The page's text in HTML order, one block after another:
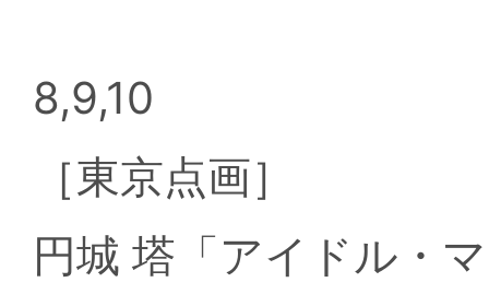
8,9,10
［東京点画］
円城 塔「アイドル・